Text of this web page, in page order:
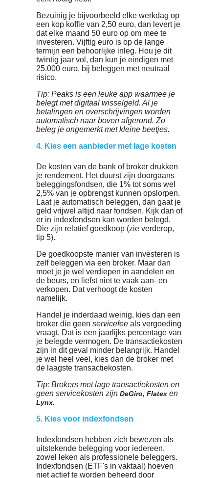
2. Leg elke maand in
Als je elke maand automatisch een
klein bedrag inlegt, bouw je geruisloos
een leuk bedrag op zonder dat je het
merkt of voelt. Elke maand inleggen is
dan namelijk gespreid over meerdere
aankopen.
3. Beleg alleen met geld dat je kunt
Beleg nooit met geld dat je eigenlijk
hebt om je rekeningen te betalen.
te beleggen met euro's die je over hebt
uitgeeft aan dingen die je misschien niet
echt nodig hebt.
Bezuinig je bijvoorbeeld elke werkdag
een kop koffie van 2,50 euro, dan levert
dat elke maand 50 euro op om mee te
investeren. Vijftig euro is op de lange
termijn een behoorlijke inleg. Hou je dit
twintig jaar vol, dan kun je eindigen met
25.000 euro, bij beleggen met neutraal
Tip: Peaks is een leuke app waarmee je
belegt met digitaal wisselgeld. Al je
betalingen en overschrijvingen worden
automatisch naar boven afgerond. Zo
beleg je ongemerkt met kleine beetjes.
4. Kies een aanbieder met lage
De kosten van de bank of broker
beleggingsfondsen, die 1% tot soms wel
2,5% van je opbrengst kunnen
Laat je automatisch beleggen, dan gaat
geld vrijwel altijd naar fondsen. Kijk dan